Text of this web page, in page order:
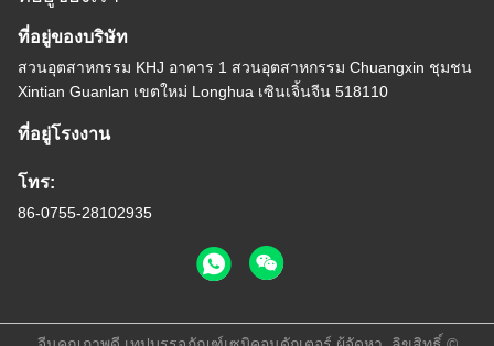
ที่อยู่ของบริษัท
สวนอุตสาหกรรม KHJ อาคาร 1 สวนอุตสาหกรรม Chuangxin ชุมชน
Xintian Guanlan เขตใหม่ Longhua เซินเจิ้นจีน 518110
ที่อยู่โรงงาน
โทร:
86-0755-28102935